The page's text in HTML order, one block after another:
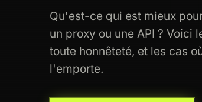
Qu'est-ce qui est mieux
un proxy ou une API ? Voici
toute honnêteté, et les cas
l'emporte.